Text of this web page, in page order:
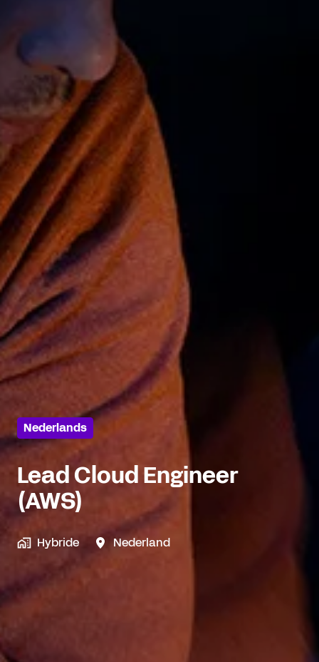
Nederlands
Lead Cloud Engineer
(AWS)
Hybride Nederland